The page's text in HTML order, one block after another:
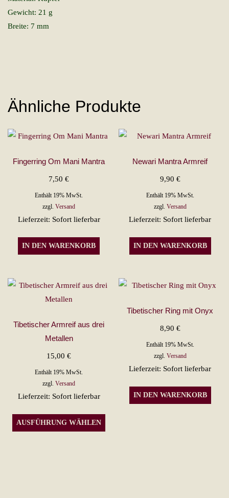
Gewicht: 21 g
Breite: 7 mm
Ähnliche Produkte
Fingerring Om Mani Mantra
7,50€
Enthält 19% MwSt.
zzgl.Versand
Lieferzeit: Sofort lieferbar
IN DEN WARENKORB
Newari Mantra Armreif
9,90 €
Enthält 19% MwSt.
zzgl. Versand
Lieferzeit: Sofort lieferbar
IN DEN WARENKORB
Tibetischer Armreif aus drei
Metallen
15,00€
Enthält 19% MwSt.
zzgl.Versand
Lieferzeit: Sofort lieferbar
AUSFÜHRUNG WÄHLEN
Dieses
Produkt
Tibetischer Ring mit Onyx
8,90 €
Enthält 19% MwSt.
zzgl. Versand
Lieferzeit: Sofort lieferbar
IN DEN WARENKORB